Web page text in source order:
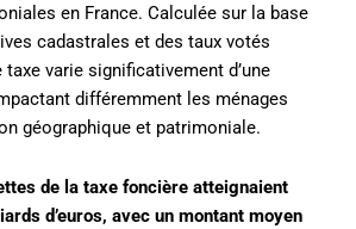
en France. Calculée sur la base
cadastrales et des taux votés
varie significativement d’une
différemment les ménages
géographique et patrimoniale.
de la taxe foncière atteignaient
d’euros, avec un montant moyen